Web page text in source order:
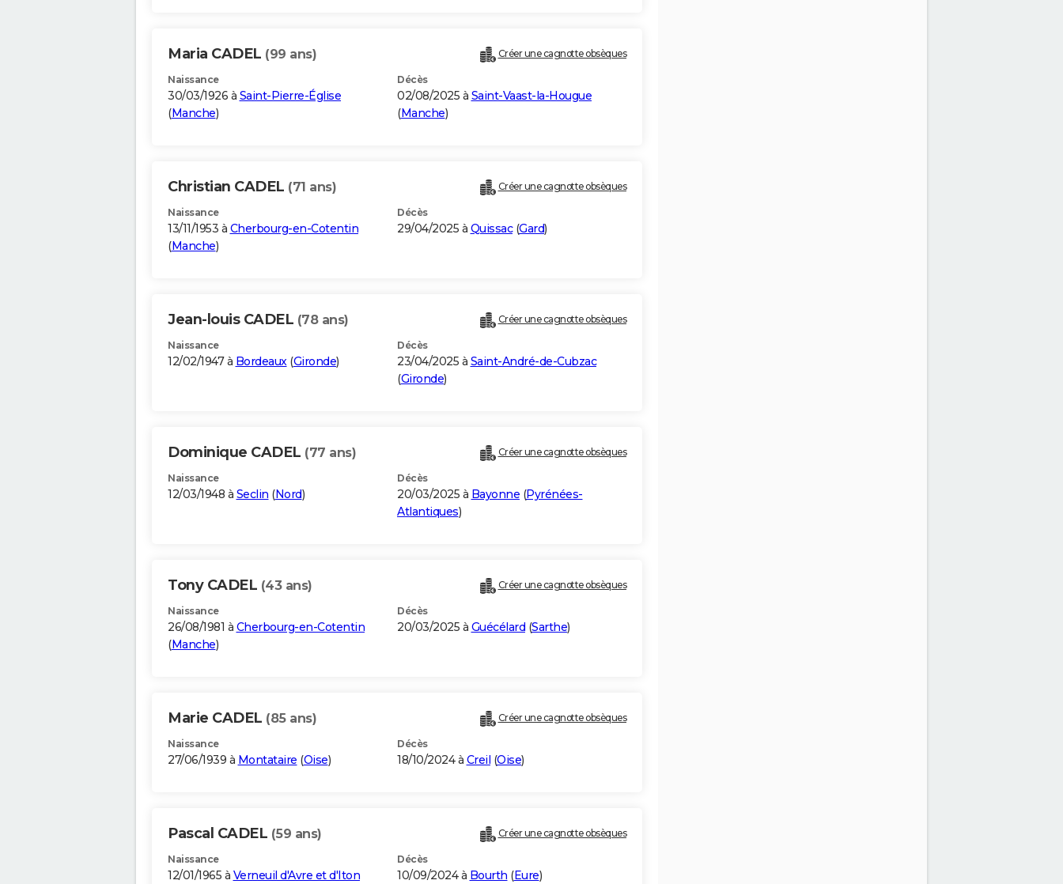
Maria CADEL (99 ans) Créer une cagnotte obsèques
Naissance
30/03/1926 à Saint-Pierre-Église
(Manche)
Décès
02/08/2025 à Saint-Vaast-la-Hougue
(Manche)
Christian CADEL (71 ans) Créer une cagnotte obsèques
Naissance
13/11/1953 à Cherbourg-en-Cotentin
(Manche)
Décès
29/04/2025 à Quissac(Gard)
Jean-louis CADEL (78 ans) Créer une cagnotte obsèques
Naissance
12/02/1947 à Bordeaux(Gironde)
Décès
23/04/2025 à Saint-André-de-Cubzac
(Gironde)
Dominique CADEL (77 ans) Créer une cagnotte obsèques
Naissance
12/03/1948 à Seclin (Nord)
Décès
20/03/2025 à Bayonne (Pyrénées-
Atlantiques)
Tony CADEL (43 ans) Créer une cagnotte obsèques
Naissance
26/08/1981 à Cherbourg-en-Cotentin
(Manche)
Décès
20/03/2025 à Guécélard (Sarthe)
Marie CADEL (85 ans) Créer une cagnotte obsèques
Naissance
27/06/1939 à Montataire (Oise)
Décès
18/10/2024 à Creil (Oise)
Pascal CADEL (59 ans) Créer une cagnotte obsèques
Naissance
12/01/1965 à Verneuil d'Avre et d'Iton
Décès
10/09/2024 à Bourth (Eure)